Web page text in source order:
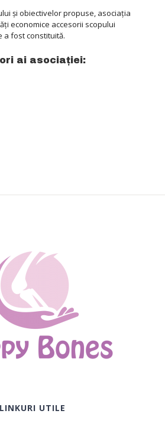
şi obiectivelor propuse, asociaţia
economice accesorii scopului
a fost constituită.
ai asociaţiei:
LINKURI UTILE